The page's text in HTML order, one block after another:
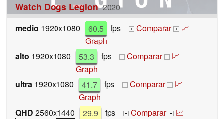
Watch Dogs Legion 2020
medio 1920x1080 60.5 fps + Comparar + 📈
Graph
alto 1920x1080 53.3 fps + Comparar + 📈
Graph
ultra 1920x1080 41.7 fps + Comparar + 📈
Graph
QHD 2560x1440 29.9 fps + Comparar + 📈